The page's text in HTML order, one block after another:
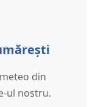
din
ul nostru.